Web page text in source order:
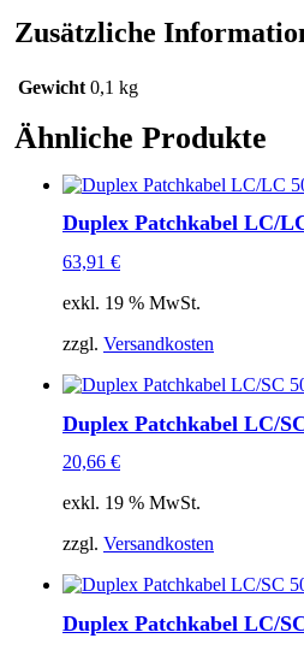
Zusätzliche
Gewicht 0,1 kg
Ähnliche Produkte
Duplex Patchkabel LC/
63,91 €
exkl. 19 % MwSt.
zzgl. Versandkosten
Duplex Patchkabel LC/
20,66 €
exkl. 19 % MwSt.
zzgl. Versandkosten
Duplex Patchkabel LC/